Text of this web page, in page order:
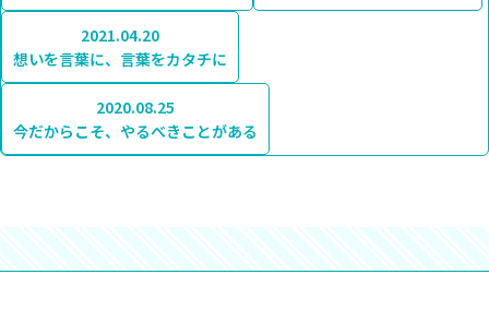
2021.04.20
想いを言葉に、言葉をカタチに
2020.08.25
今だからこそ、やるべきことがある